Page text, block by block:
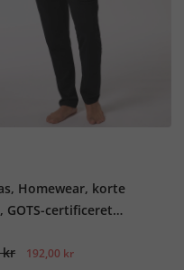
Homewear, korte
certificeret
bomuld, op til 8XL
kr 192,00 kr